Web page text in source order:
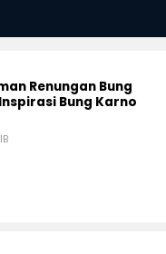
Renungan Bung
Bung Karno